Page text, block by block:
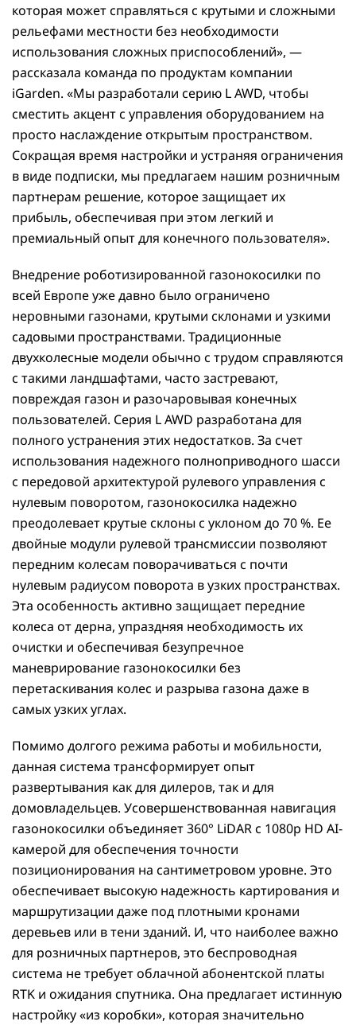
которая может справляться с крутыми и сложными
рельефами местности без необходимости
использования сложных приспособлений», —
рассказала команда по продуктам компании
iGarden. «Мы разработали серию L AWD, чтобы
сместить акцент с управления оборудованием на
просто наслаждение открытым пространством.
Сокращая время настройки и устраняя ограничения
в виде подписки, мы предлагаем нашим розничным
партнерам решение, которое защищает их
прибыль, обеспечивая при этом легкий и
премиальный опыт для конечного пользователя».
Внедрение роботизированной газонокосилки по
всей Европе уже давно было ограничено
неровными газонами, крутыми склонами и узкими
садовыми пространствами. Традиционные
двухколесные модели обычно с трудом справляются
с такими ландшафтами, часто застревают,
повреждая газон и разочаровывая конечных
пользователей. Серия L AWD разработана для
полного устранения этих недостатков. За счет
использования надежного полноприводного шасси
с передовой архитектурой рулевого управления с
нулевым поворотом, газонокосилка надежно
преодолевает крутые склоны с уклоном до 70 %. Ее
двойные модули рулевой трансмиссии позволяют
передним колесам поворачиваться с почти
нулевым радиусом поворота в узких пространствах.
Эта особенность активно защищает передние
колеса от дерна, упраздняя необходимость их
очистки и обеспечивая безупречное
маневрирование газонокосилки без
перетаскивания колес и разрыва газона даже в
самых узких углах.
Помимо долгого режима работы и мобильности,
данная система трансформирует опыт
развертывания как для дилеров, так и для
домовладельцев. Усовершенствованная навигация
газонокосилки объединяет 360° LiDAR с 1080p HD AI-
камерой для обеспечения точности
позиционирования на сантиметровом уровне. Это
обеспечивает высокую надежность картирования и
маршрутизации даже под плотными кронами
деревьев или в тени зданий. И, что наиболее важно
для розничных партнеров, это беспроводная
система не требует облачной абонентской платы
RTK и ожидания спутника. Она предлагает истинную
настройку «из коробки», которая значительно